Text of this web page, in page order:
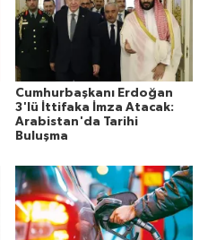
Cumhurbaşkanı Erdoğan
3'lü İttifaka İmza Atacak:
Arabistan'da Tarihi
Buluşma